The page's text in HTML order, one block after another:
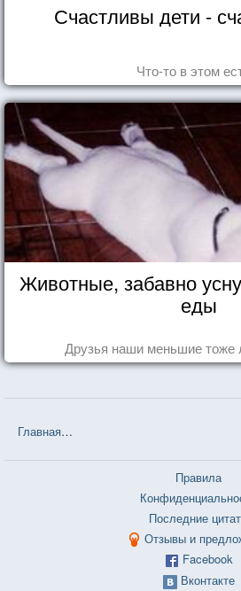
Счастливы дети -
Что-то в этом
Животные, забавно
еды
Друзья наши меньшие тоже
Главная
Правила
Последние
Отзывы и
Facebook
Вконтакте